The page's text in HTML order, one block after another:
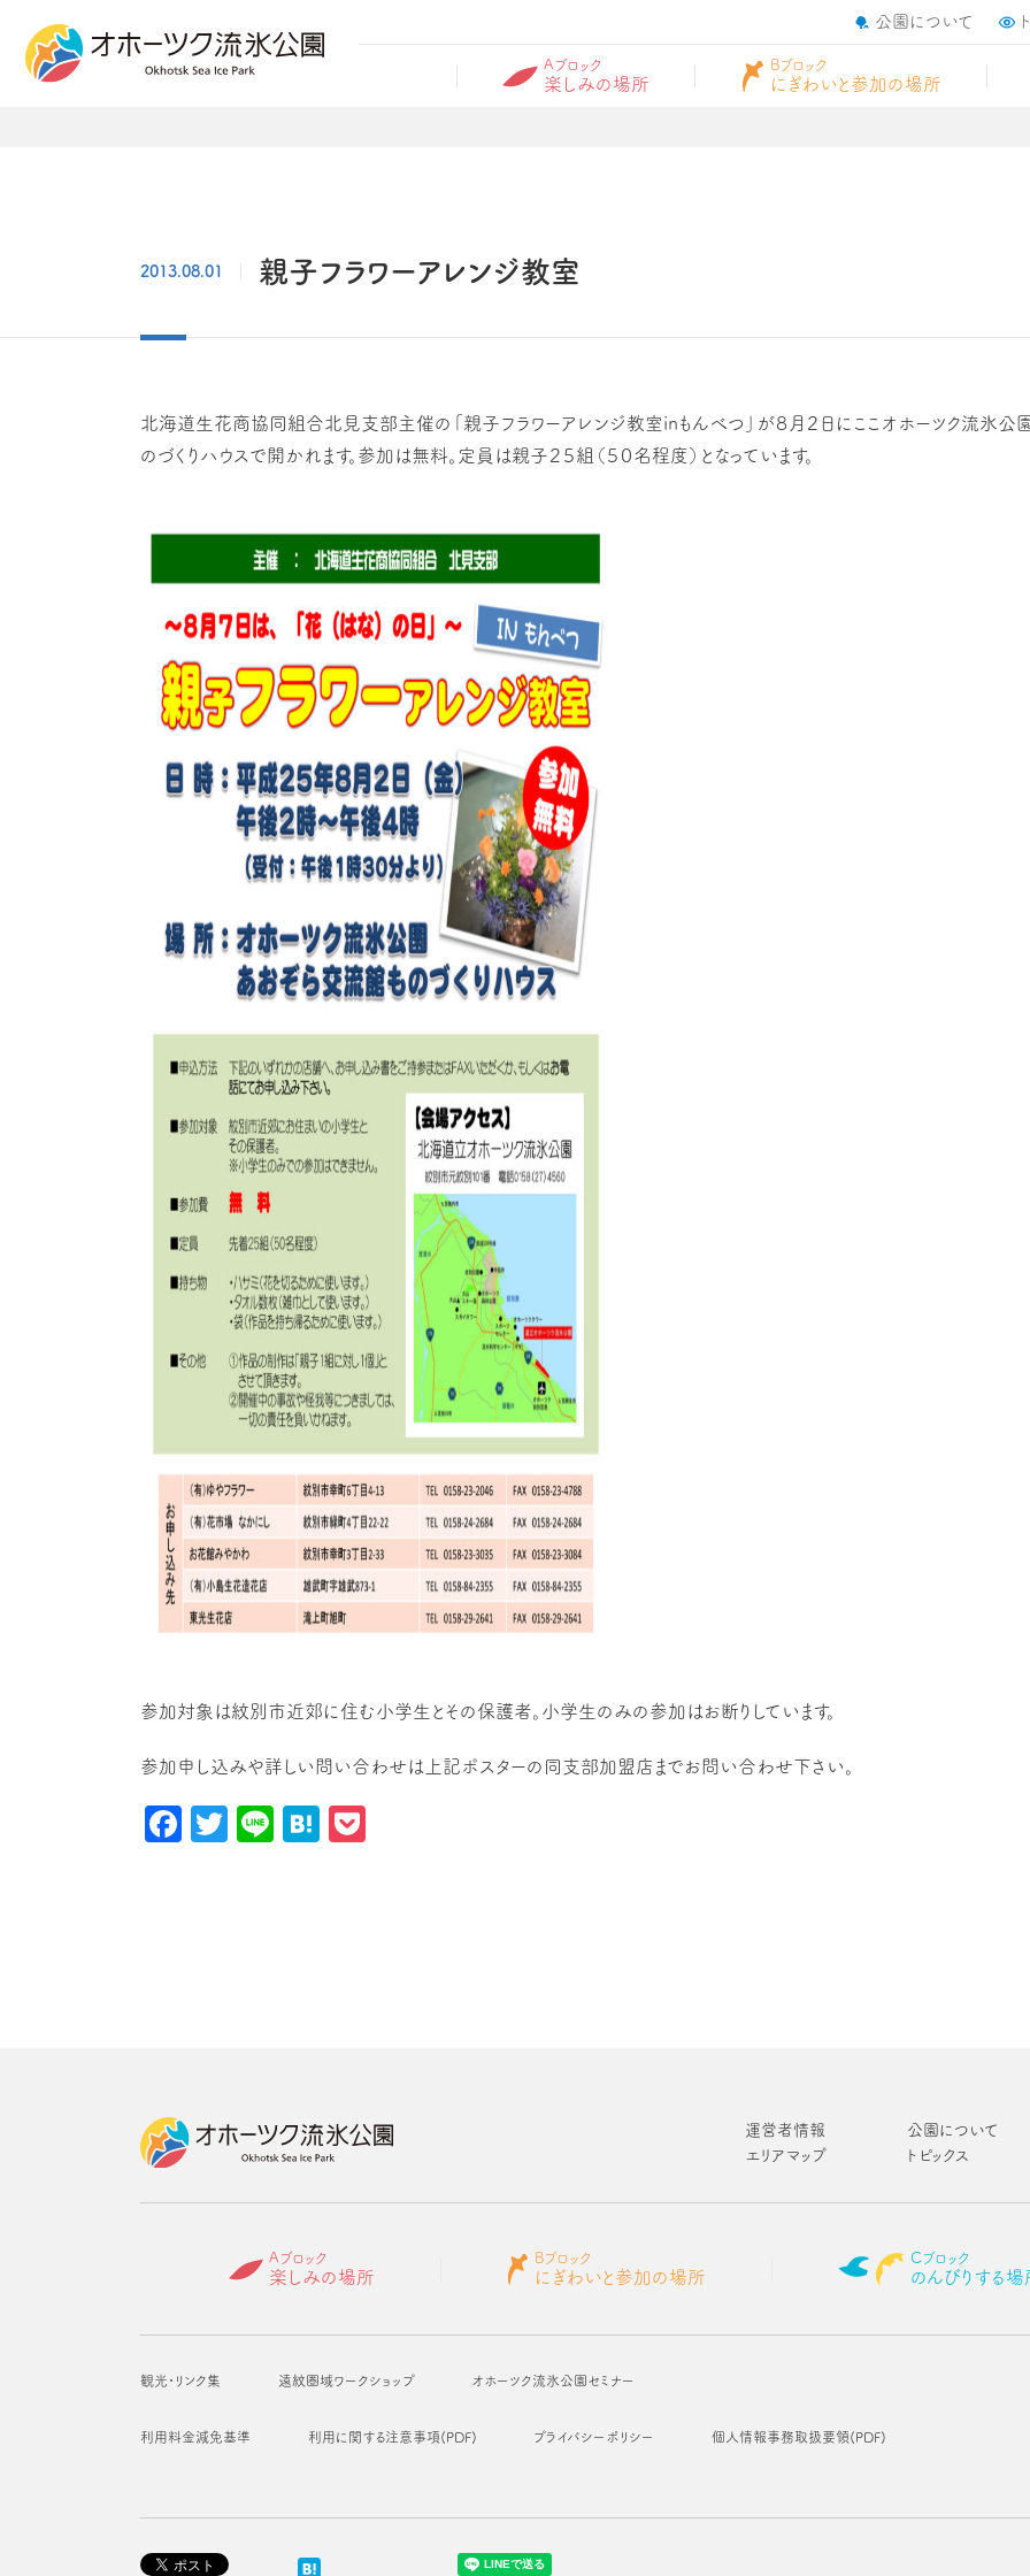
公園について
Aブロック
楽しみの場所
Bブロック
にぎわいと参加の場所
2013.08.01 親子フラワーアレンジ教室
北海道生花商協同組合北見支部主催の「親子フラワーアレンジ教室inもんべつ」が８月２日にここオホーツク流氷公
のづくりハウスで開かれます。参加は無料。定員は親子２５組（５０名程度）となっています。
参加対象は紋別市近郊に住む小学生とその保護者。小学生のみの参加はお断りしています。
参加申し込みや詳しい問い合わせは上記ポスターの同支部加盟店までお問い合わせ下さい。
Facebook
Twitter
LineHatena
運営者情報
公園について
エリアマップ
トピックス
Aブロック
楽しみの場所
Bブロック
にぎわいと参加の場所
Cブロック
のんびりする場
観光・リンク集 遠紋圏域ワークショップ オホーツク流氷公園セミナー
利用料金減免基準 利用に関する注意事項(PDF) プライバシーポリシー 個人情報事務取扱要領(PDF)